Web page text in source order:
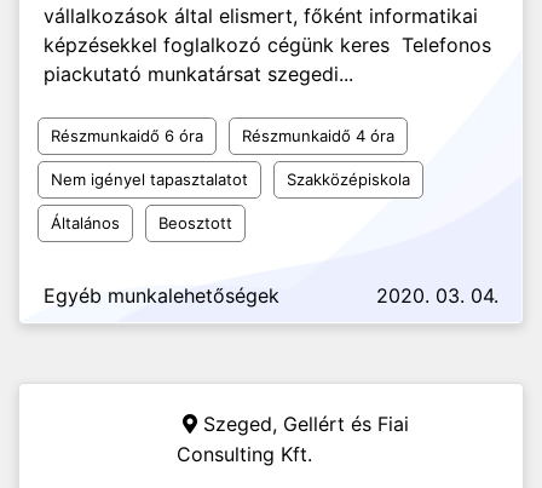
vállalkozások által elismert, főként informatikai
képzésekkel foglalkozó cégünk keres Telefonos
piackutató munkatársat szegedi...
Részmunkaidő 6 óra Részmunkaidő 4 óra
Nem igényel tapasztalatot Szakközépiskola
Általános Beosztott
Egyéb munkalehetőségek 2020. 03. 04.
Szeged, Gellért és Fiai
Consulting Kft.